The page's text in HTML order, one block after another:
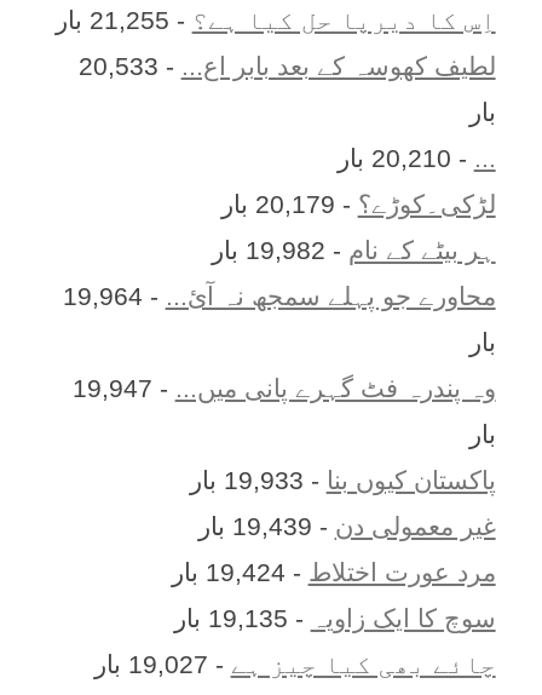
اِس کا ديرپا حل کيا ہے؟ - 21,255 بار
لطیف کھوسہ کے بعد بابر اع...
- 20,533
بار
... - 20,210 بار
لڑکی۔کوڑے؟ - 20,179 بار
ہر بيٹے کے نام - 19,982 بار
محاورے جو پہلے سمجھ نہ آئ...
- 19,964
بار
وہ پندرہ فٹ گہرے پانی میں...
- 19,947
بار
پاکستان کیوں بنا - 19,933 بار
غیر معمولی دن - 19,439 بار
مرد عورت اختلاط - 19,424 بار
سوچ کا ایک زاویہ
- 19,135 بار
چائے بھی کیا چیز ہے - 19,027 بار